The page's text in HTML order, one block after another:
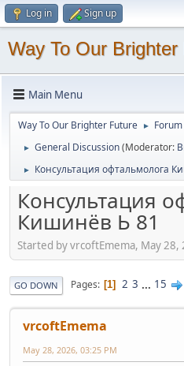
Log in Sign up
Way To Our Brighter
Main Menu
Way To Our Brighter Future ► Forum
► General Discussion(Moderator:
► Консультация офтальмолога
Консультация
Кишинёв Ь 81
Started by vrcoftEmema, May 28,
GO DOWN Pages 1 2 3 ... 15
vrcoftEmema
May 28, 2026, 03:25 PM